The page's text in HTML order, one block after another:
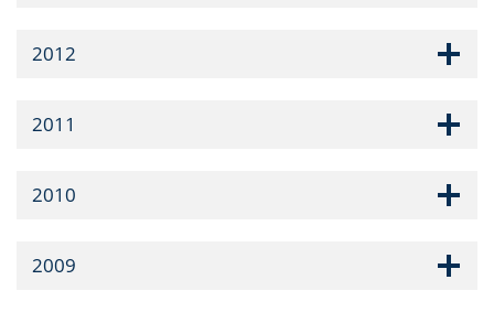
2012
2011
2010
2009